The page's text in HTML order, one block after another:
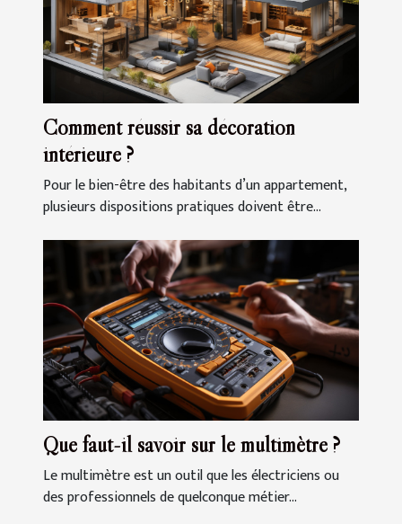
Comment réussir sa décoration
intérieure ?
Pour le bien-être des habitants d’un appartement,
plusieurs dispositions pratiques doivent être...
Que faut-il savoir sur le multimètre ?
Le multimètre est un outil que les électriciens ou
des professionnels de quelconque métier...